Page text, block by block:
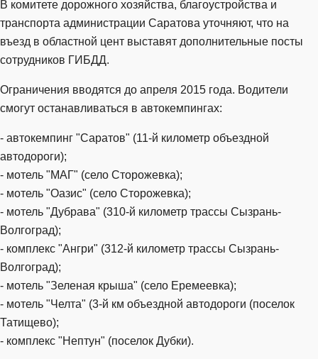
В комитете дорожного хозяйства, благоустройства и
транспорта администрации Саратова уточняют, что на
въезд в областной цент выставят дополнительные посты
сотрудников ГИБДД.
Ограничения вводятся до апреля 2015 года. Водители
смогут останавливаться в автокемпингах:
- автокемпинг "Саратов" (11-й километр объездной
автодороги);
- мотель "МАГ" (село Сторожевка);
- мотель "Оазис" (село Сторожевка);
- мотель "Дубрава" (310-й километр трассы Сызрань-
Волгоград);
- комплекс "Ангри" (312-й километр трассы Сызрань-
Волгоград);
- мотель "Зеленая крыша" (село Еремеевка);
- мотель "Челта" (3-й км объездной автодороги (поселок
Татищево);
- комплекс "Нептун" (поселок Дубки).